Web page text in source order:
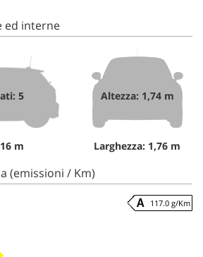
ed interne
5
m
Altezza: 1,74 m
Larghezza: 1,76 m
(emissioni / Km)
117.0 g/Km